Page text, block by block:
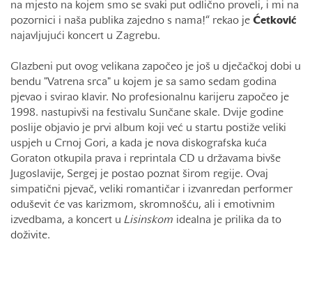
na mjesto na kojem smo se svaki put odlično proveli, i mi na
pozornici i naša publika zajedno s nama!“ rekao je Ćetković
najavljujući koncert u Zagrebu.
Glazbeni put ovog velikana započeo je još u dječačkoj dobi u
bendu "Vatrena srca" u kojem je sa samo sedam godina
pjevao i svirao klavir. No profesionalnu karijeru započeo je
1998. nastupivši na festivalu Sunčane skale. Dvije godine
poslije objavio je prvi album koji već u startu postiže veliki
uspjeh u Crnoj Gori, a kada je nova diskografska kuća
Goraton otkupila prava i reprintala CD u državama bivše
Jugoslavije, Sergej je postao poznat širom regije. Ovaj
simpatični pjevač, veliki romantičar i izvanredan performer
oduševit će vas karizmom, skromnošću, ali i emotivnim
izvedbama, a koncert u Lisinskom idealna je prilika da to
doživite.